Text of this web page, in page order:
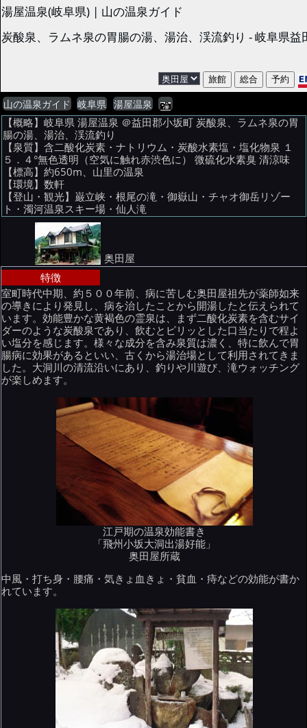
湯屋温泉(岐阜県) | 山の温泉ガイド
炭酸泉、ラムネ泉の胃腸の湯、湯治、渓流釣り - 岐阜県益
山の温泉ガイド 岐阜県 湯屋温泉
【概略】岐阜県 湯屋温泉 ＠益田郡小坂町 炭酸泉、ラムネ泉の胃
腸の湯、湯治、渓流釣り
【泉質】含二酸化炭素・ナトリウム・炭酸水素塩・塩化物泉 １
５．４°無色透明（空気に触れ赤渋色に） 微硫化水素臭 清涼味
【標高】約650m、山里の温泉
【環境】数軒
【登山・観光】巌立峡・根尾の滝・御嶽山・チャオ御岳リゾー
ト・濁河温泉スキー場・仙人滝
奥田屋
特徴
室町時代中期、約５００年前、病に苦しむ奥田屋祖先が薬師如来
の導きにより発見し、病を治したことから開湯したと伝えられて
います。効能豊かな黄褐色の霊泉は、まず二酸化炭素を含むサイ
ダーのような炭酸泉であり、飲むとピリッとした口当たりで程よ
い塩分を感じます。様々な成分を含み泉質は濃く、特に飲んで胃
腸病に効果があるといい、古くから湯治場として利用されてきま
した。大洞川の清流沿いにあり、釣りや川遊び、滝ウォッチング
が楽しめます。
江戸期の温泉効能書き
「飛州小坂大洞出湯好能」
奥田屋所蔵
中風・打ち身・腰痛・気きょ血きょ・貧血・痔などの効能が書か
れています。